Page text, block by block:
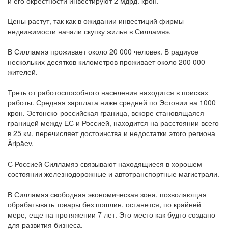
Цены растут, так как в ожидании инвестиций фирмы
недвижимости начали скупку жилья в Силламяэ.
В Силламяэ проживает около 20 000 человек. В радиусе
нескольких десятков километров проживает около 200 000
жителей.
Треть от работоспособного населения находится в поисках
работы. Средняя зарплата ниже средней по Эстонии на 1000
крон. Эстонско-российская граница, вскоре становящаяся
границей между ЕС и Россией, находится на расстоянии всего
в 25 км, перечисляет достоинства и недостатки этого региона
Äripäev.
С Россией Силламяэ связывают находящиеся в хорошем
состоянии железнодорожные и автотранспортные магистрали.
В Силламяэ свободная экономическая зона, позволяющая
обрабатывать товары без пошлин, останется, по крайней
мере, еще на протяжении 7 лет. Это место как будто создано
для развития бизнеса.